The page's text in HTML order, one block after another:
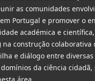
as comunidades
Portugal e promover o
académica e
na construção
e diálogo entre
da ciência